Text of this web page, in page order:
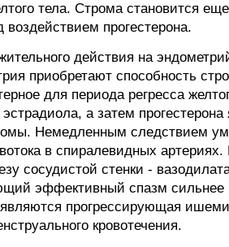
тела. Строма становится
прогестерона.
действия на
приобретают способность
для периода регресса
а затем
Немедленным следствием
в спиралевидных
сосудистой стенки -
эффективный спазм сильнее
прогрессирующая
кровотечения.